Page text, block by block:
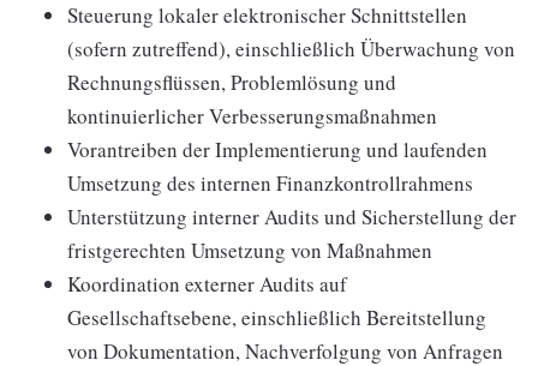
Steuerung lokaler elektronischer Schnittstellen
(sofern zutreffend), einschließlich Überwachung von
Rechnungsflüssen, Problemlösung und
kontinuierlicher Verbesserungsmaßnahmen
Vorantreiben der Implementierung und laufenden
Umsetzung des internen Finanzkontrollrahmens
Unterstützung interner Audits und Sicherstellung der
fristgerechten Umsetzung von Maßnahmen
Koordination externer Audits auf
Gesellschaftsebene, einschließlich Bereitstellung
von Dokumentation, Nachverfolgung von Anfragen